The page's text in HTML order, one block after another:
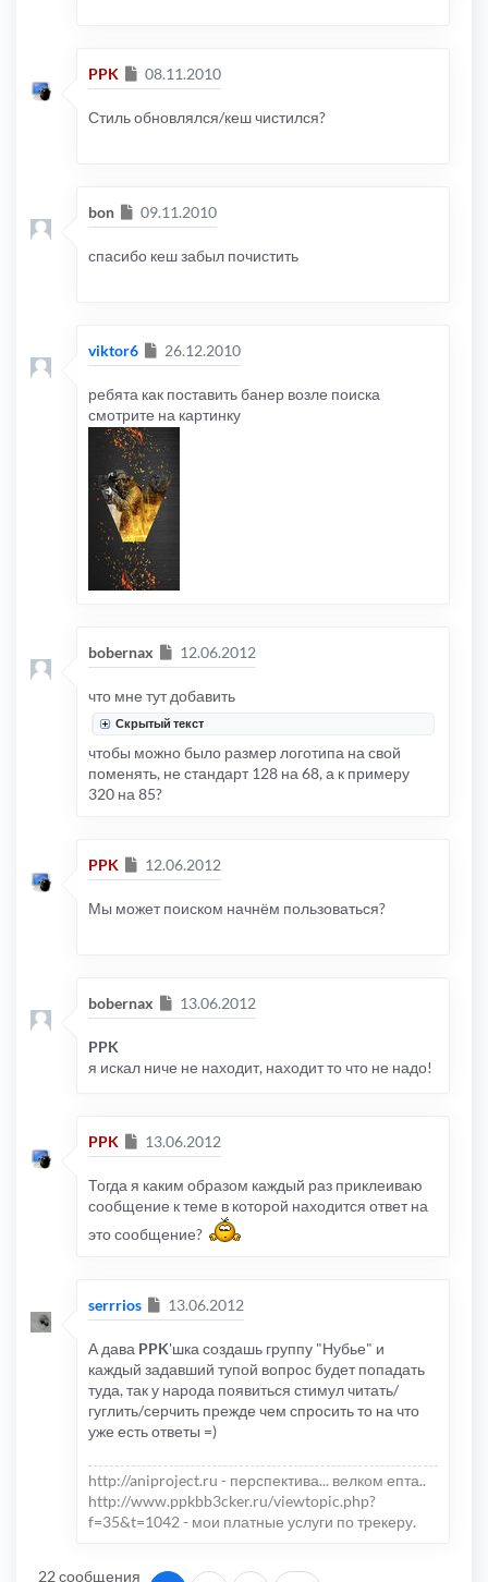
PPK Сообщение
08.11.2010
Стиль обновлялся/кеш чистился?
bon Сообщение
09.11.2010
спасибо кеш забыл почистить
viktor6 Сообщение
26.12.2010
ребята как поставить банер возле поиска
смотрите на картинку
bobernax Сообщение
12.06.2012
что мне тут добавить
Скрытый текст
чтобы можно было размер логотипа на свой
поменять, не стандарт 128 на 68, а к примеру
320 на 85?
PPK Сообщение
12.06.2012
Мы может поиском начнём пользоваться?
bobernax Сообщение
13.06.2012
PPK
я искал ниче не находит, находит то что не надо!
PPK Сообщение
13.06.2012
Тогда я каким образом каждый раз приклеиваю
сообщение к теме в которой находится ответ на
это сообщение?
serrrios Сообщение
13.06.2012
А дава PPK'шка создашь группу "Нубье" и
каждый задавший тупой вопрос будет попадать
туда, так у народа появиться стимул читать/
гуглить/серчить прежде чем спросить то на что
уже есть ответы =)
http://aniproject.ru - перспектива... велком епта..
http://www.ppkbb3cker.ru/viewtopic.php?
f=35&t=1042 - мои платные услуги по трекеру.
22 сообщения